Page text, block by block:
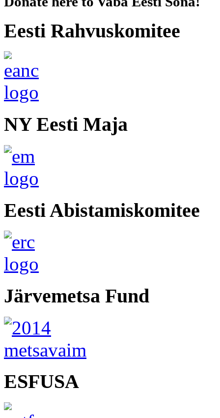
Eesti Rahvuskomitee
NY Eesti Maja
Eesti Abistamiskomitee
Järvemetsa Fund
ESFUSA